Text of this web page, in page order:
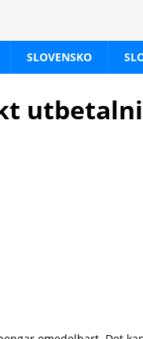
SLOVENSKO